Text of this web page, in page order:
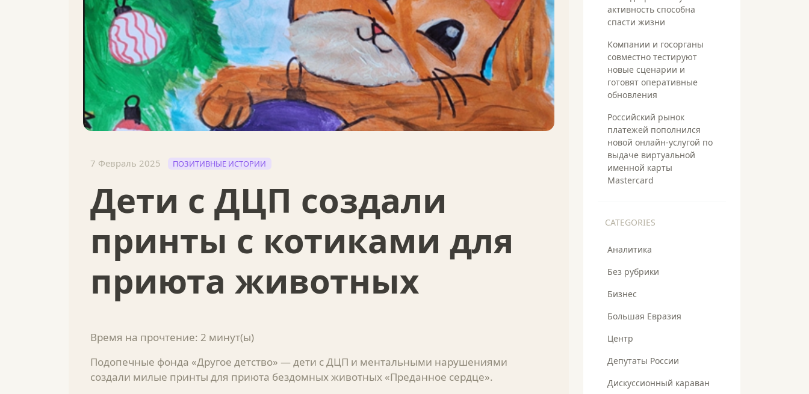
7 Февраль 2025 ПОЗИТИВНЫЕ ИСТОРИИ
Дети с ДЦП создали
принты с котиками для
приюта животных
Время на прочтение: 2 минут(ы)
Подопечные фонда «Другое детство» — дети с ДЦП и ментальными нарушениями
создали милые принты для приюта бездомных животных «Преданное сердце».
активность способна
спасти жизни
Компании и госорганы
совместно тестируют
новые сценарии и
готовят оперативные
обновления
Российский рынок
платежей пополнился
новой онлайн-услугой по
выдаче виртуальной
именной карты
Mastercard
CATEGORIES
Аналитика
Без рубрики
Бизнес
Большая Евразия
Центр
Депутаты России
Дискуссионный караван